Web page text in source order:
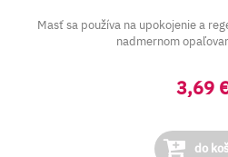
Masť sa používa na upokojenie a
nadmernom
3,69
do